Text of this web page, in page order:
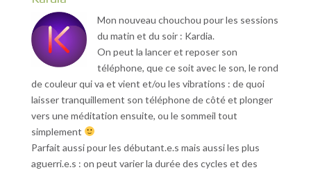
Mon nouveau chouchou pour les sessions
du matin et du soir : Kardia.
On peut la lancer et reposer son
téléphone, que ce soit avec le son, le rond
de couleur qui va et vient et/ou les vibrations : de quoi
laisser tranquillement son téléphone de côté et plonger
vers une méditation ensuite, ou le sommeil tout
simplement
Parfait aussi pour les débutant.e.s mais aussi les plus
aguerri.e.s : on peut varier la durée des cycles et des